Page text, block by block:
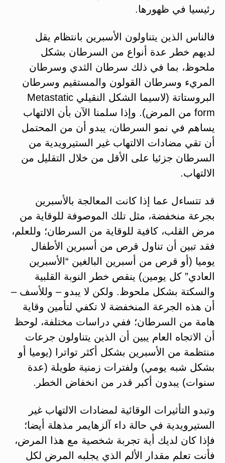
رئيسيا في ظهورها.
فالناس الذين يتناولون الأسبرين بانتظام يقل
لديهم خطر عدة أنواع من السرطان بشكل
ملحوظ، بما في ذلك سرطان الثدي وسرطان
المريء وسرطان القولون والمستقيم وسرطان
البروستاتة (لاسيما الشكل النقيلي Metastatic
form من المرض). وإذا سلمنا الآن بأن الالتهاب
يساهم في نمو السرطان، يبدو أن من المحتمل
أن تقي مضادات الالتهاب غير الستيرويدية من
السرطان جزئيا على الأقل من خلال التقليل من
الالتهاب.
قد تتساءل عما إذا كانت المعالجة بالأسبرين
بجرعة منخفضة، مثل تلك الموصوفة للوقاية من
مرض القلب، كافية للوقاية من السرطان؛ وللعلم،
فقد تبين أن تناول قرص من أسبرين الأطفال
يوميا (أو قرص من أسبرين البالغين “الأسبرين
العادي” كل يومين) ينقص خطر النوبة القلبية
والسكتة بشكل ملحوظ. ولكن لا يبدو – وللأسف –
أن هذه الجرعة المنخفضة لا تكفي لتأمين وقاية
هامة من السرطان؛ ففي دراسات مختلفة، لوحظ
أن الاتجاه العام يبين أن الذين يتناولون جرعات
منتظمة من الأسبرين بشكل أكثر تواترا (يوميا أو
بشكل شبه يومي) ولفترات زمنية طويلة (عدة
سنوات) يبدون أكبر قدر من انخفاض الخطر.
وتبدو التأثيرات الوقائية لمضادات الالتهاب غير
الستيرويدية في حالة داء آلزهايمر مذهلة أيضا؛
فإذا كان لديك أية تجربة شخصية مع هذا المرض،
فأنت تعلم مقدار الألم الذي يجلبه المرض لكل